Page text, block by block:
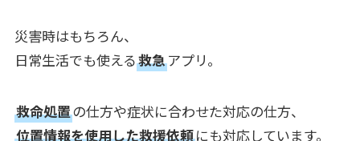
災害時はもちろん、
日常生活でも使える救急アプリ。
救命処置の仕方や症状に合わせた対応の仕方、
位置情報を使用した救援依頼にも対応しています。